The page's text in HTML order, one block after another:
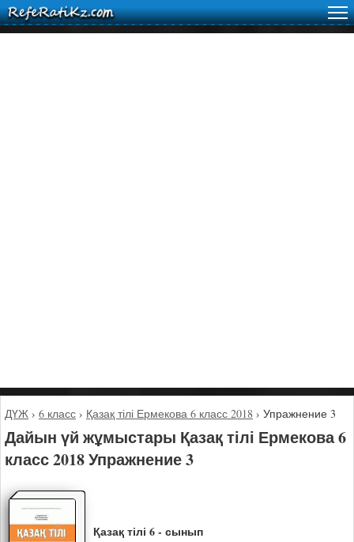
ДҮЖ › 6 класс › Қазақ тілі Ермекова 6 класс 2018 › Упражнение 3
Дайын үй жұмыстары Қазақ тілі Ермекова 6
класс 2018 Упражнение 3
Қазақ тілі 6 - сынып